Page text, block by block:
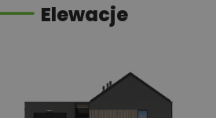
Elewacje